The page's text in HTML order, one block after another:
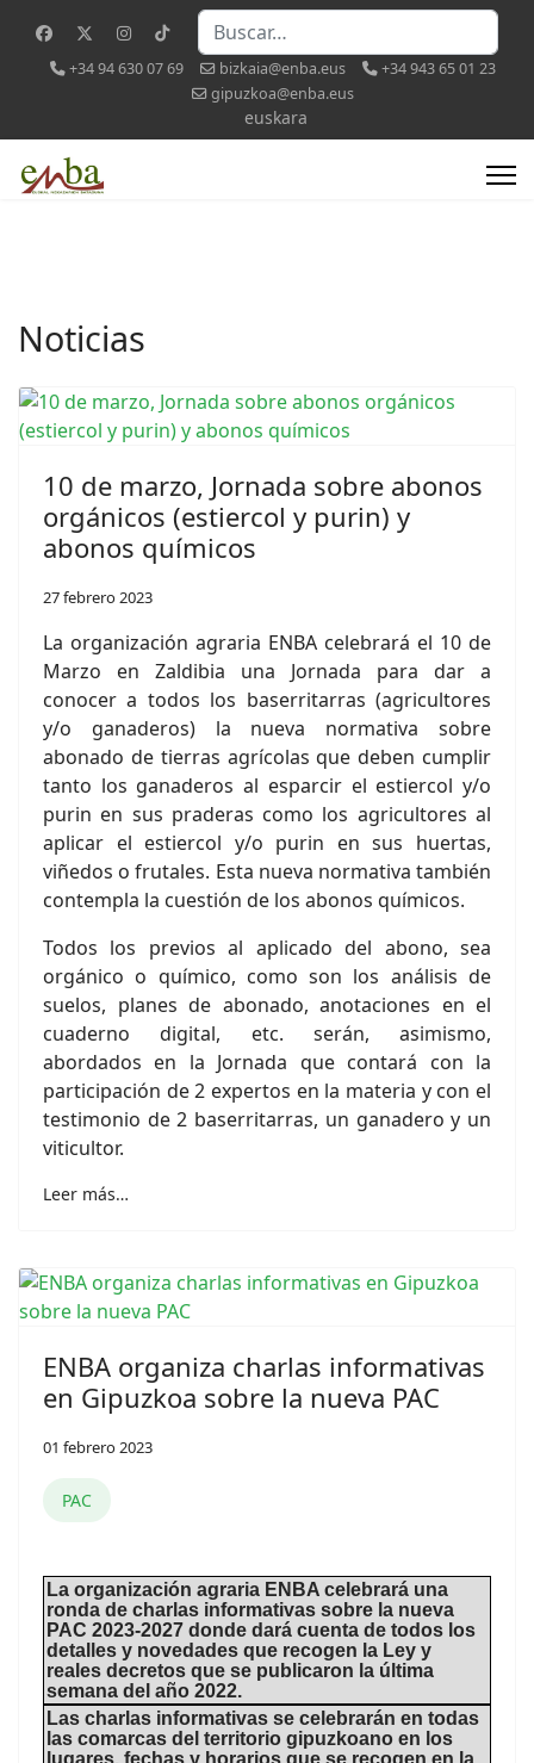
Buscar
+34 94 630 07 69 bizkaia@enba.eus
+34 943 65 01 23
gipuzkoa@enba.eus
Seleccione su idioma
euskara
Noticias
10 de marzo, Jornada sobre abonos
orgánicos (estiercol y purin) y
abonos químicos
27 febrero 2023
La organización agraria ENBA celebrará el 10 de
Marzo en Zaldibia una Jornada para dar a
conocer a todos los baserritarras (agricultores
y/o ganaderos) la nueva normativa sobre
abonado de tierras agrícolas que deben cumplir
tanto los ganaderos al esparcir el estiercol y/o
purin en sus praderas como los agricultores al
aplicar el estiercol y/o purin en sus huertas,
viñedos o frutales. Esta nueva normativa también
contempla la cuestión de los abonos químicos.
Todos los previos al aplicado del abono, sea
orgánico o químico, como son los análisis de
suelos, planes de abonado, anotaciones en el
cuaderno digital, etc. serán, asimismo,
abordados en la Jornada que contará con la
participación de 2 expertos en la materia y con el
testimonio de 2 baserritarras, un ganadero y un
viticultor.
Leer más…
ENBA organiza charlas informativas
en Gipuzkoa sobre la nueva PAC
01 febrero 2023
PAC
La organización agraria ENBA celebrará una
ronda de charlas informativas sobre la nueva
PAC 2023-2027 donde dará cuenta de todos los
detalles y novedades que recogen la Ley y
reales decretos que se publicaron la última
semana del año 2022.
Las charlas informativas se celebrarán en todas
las comarcas del territorio gipuzkoano en los
lugares, fechas y horarios que se recogen en la